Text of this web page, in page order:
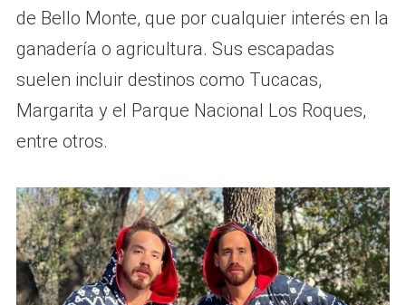
de Bello Monte, que por cualquier interés en la
ganadería o agricultura. Sus escapadas
suelen incluir destinos como Tucacas,
Margarita y el Parque Nacional Los Roques,
entre otros.